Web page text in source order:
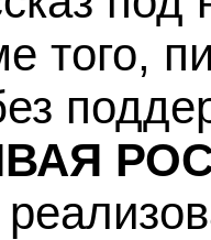
того,